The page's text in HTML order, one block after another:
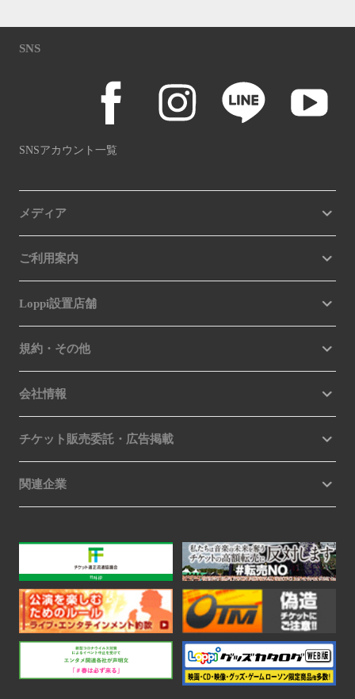
SNS
SNSアカウント一覧
メディア
ご利用案内
Loppi設置店舗
規約・その他
会社情報
チケット販売委託・広告掲載
関連企業